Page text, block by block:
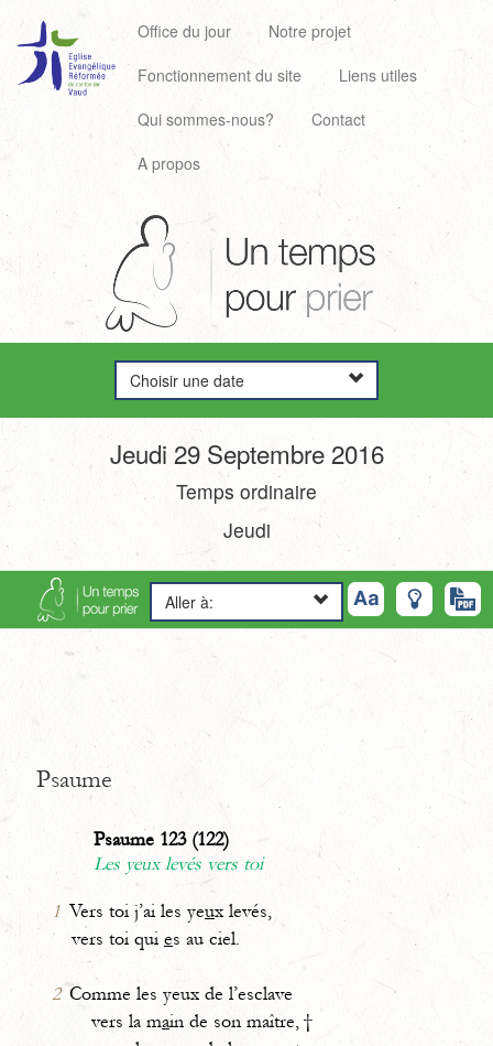
Office du jour
Notre projet
Fonctionnement du site
Liens utiles
Qui sommes-nous?
Contact
A propos
Choisir une date
Jeudi 29 Septembre 2016
Temps ordinaire
Jeudi
Aller à:
Psaume
Psaume 123 (122)
Les yeux levés vers toi
1 Vers toi j’ai les yeux levés,
vers toi qui es au ciel.
2 Comme les yeux de l’esclave
vers la main de son maître, †